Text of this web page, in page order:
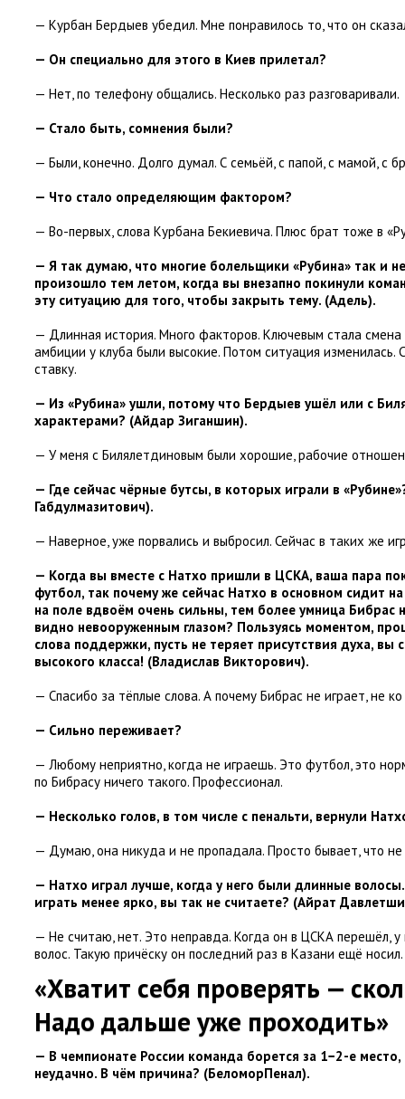
— Курбан Бердыев убедил. Мне понравилось то, что он
— Он специально для этого в Киев прилетал?
— Нет, по телефону общались. Несколько раз разговаривали.
— Стало быть, сомнения были?
— Были, конечно. Долго думал. С семьёй, с папой, с мамой, с
— Что стало определяющим фактором?
— Во-первых, слова Курбана Бекиевича. Плюс брат тоже в
— Я так думаю, что многие болельщики «Рубина» так и
произошло тем летом, когда вы внезапно покинули
эту ситуацию для того, чтобы закрыть тему. (Адель).
— Длинная история. Много факторов. Ключевым стала смена
амбиции у клуба были высокие. Потом ситуация
ставку.
— Из «Рубина» ушли, потому что Бердыев ушёл или с
характерами? (Айдар Зиганшин).
— У меня с Билялетдиновым были хорошие, рабочие
— Где сейчас чёрные бутсы, в которых играли в
Габдулмазитович).
— Наверное, уже порвались и выбросил. Сейчас в таких же
— Когда вы вместе с Натхо пришли в ЦСКА, ваша пара
футбол, так почему же сейчас Натхо в основном сидит
на поле вдвоём очень сильны, тем более умница Бибрас
видно невооруженным глазом? Пользуясь моментом,
слова поддержки, пусть не теряет присутствия духа, вы
высокого класса! (Владислав Викторович).
— Спасибо за тёплые слова. А почему Бибрас не играет, не
— Сильно переживает?
— Любому неприятно, когда не играешь. Это футбол, это
по Бибрасу ничего такого. Профессионал.
— Несколько голов, в том числе с пенальти, вернули
— Думаю, она никуда и не пропадала. Просто бывает, что
— Натхо играл лучше, когда у него были длинные
играть менее ярко, вы так не считаете? (Айрат
— Не считаю, нет. Это неправда. Когда он в ЦСКА перешёл, у
волос. Такую причёску он последний раз в Казани ещё носил.
«Хватит себя проверять —
Надо дальше уже проходить»
— В чемпионате России команда борется за 1−2-е место,
неудачно. В чём причина? (БеломорПенал).